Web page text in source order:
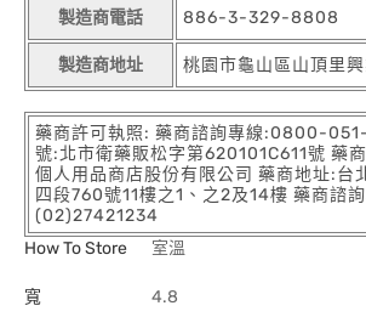
製造商電話 886-3-329-8808
製造商地址 桃園市龜山區山頂里
藥商許可執照: 藥商諮詢專線:0800-
號:北市衛藥販松字第620101C611號 藥
個人用品商店股份有限公司 藥商地址:台
四段760號11樓之1、之2及14樓 藥商諮
(02)27421234
How To Store
室溫
寬 4.8